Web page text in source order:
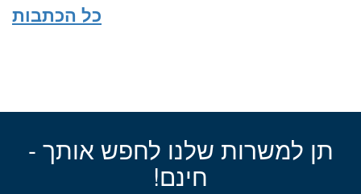
כל הכתבות
תן למשרות שלנו לחפש אותך -
חינם!